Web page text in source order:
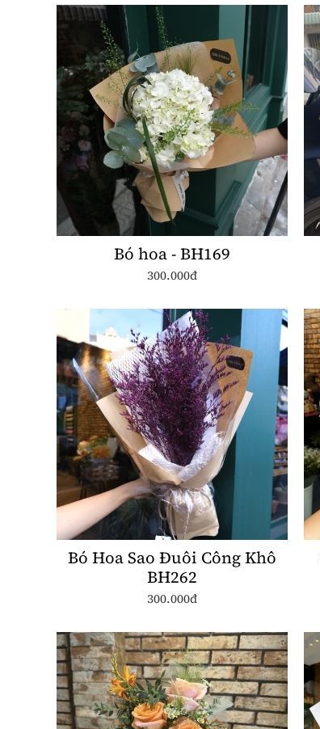
Bó hoa - BH169
300.000đ
Bó Hoa Sao Đuôi Công Khô
BH262
300.000đ